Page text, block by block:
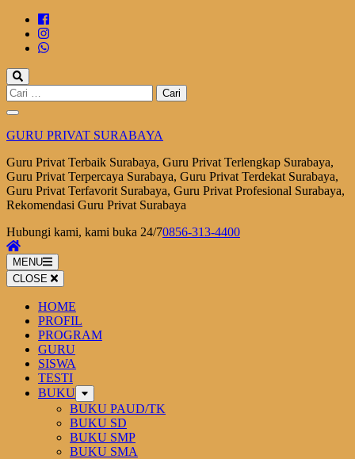
Lompat
konten
Enter)
Cari
untuk:
GURU PRIVAT SURABAYA
Guru Privat Terbaik Surabaya, Guru Privat Terlengkap Surabaya,
Guru Privat Terpercaya Surabaya, Guru Privat Terdekat Surabaya,
Guru Privat Terfavorit Surabaya, Guru Privat Profesional Surabaya,
Rekomendasi Guru Privat Surabaya
Hubungi kami, kami buka 24/70856-313-4400
MENU
CLOSE
HOME
PROFIL
PROGRAM
GURU
SISWA
TESTI
BUKU
BUKU PAUD/TK
BUKU SD
BUKU SMP
BUKU SMA